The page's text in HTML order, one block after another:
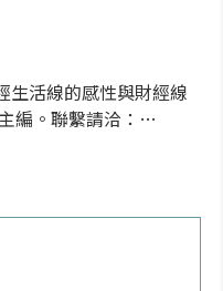
生活線的感性與財經線
編。聯繫請洽：